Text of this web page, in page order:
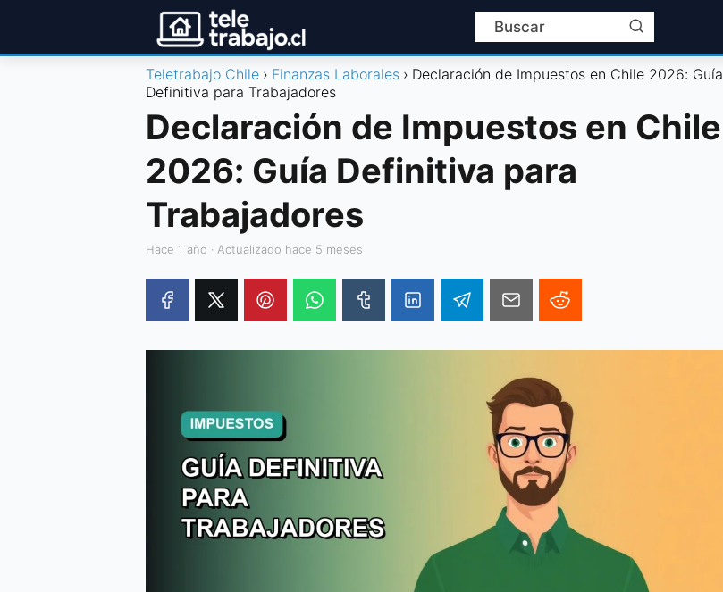
Teletrabajo Chile Finanzas Laborales
Declaración de Impuestos en Chile 2026: Guía
Definitiva para Trabajadores
Declaración de Impuestos en Chile
2026: Guía Definitiva para
Trabajadores
hace 1 año · Actualizado hace 5 meses